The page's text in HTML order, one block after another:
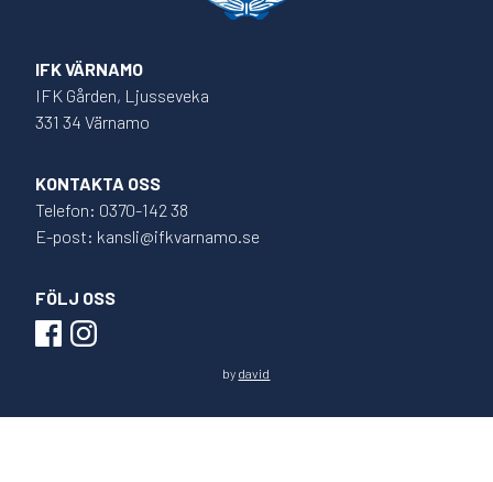
IFK VÄRNAMO
IFK Gården, Ljusseveka
331 34 Värnamo
KONTAKTA OSS
Telefon: 0370-142 38
E-post: kansli@ifkvarnamo.se
FÖLJ OSS
by david